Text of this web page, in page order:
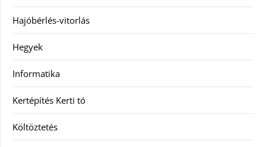
Hajóbérlés-vitorlás
Hegyek
Informatika
Kertépítés Kerti tó
Költöztetés